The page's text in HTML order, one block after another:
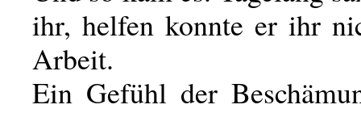
ihr, helfen konnte er ihr
Arbeit.
Ein Gefühl der